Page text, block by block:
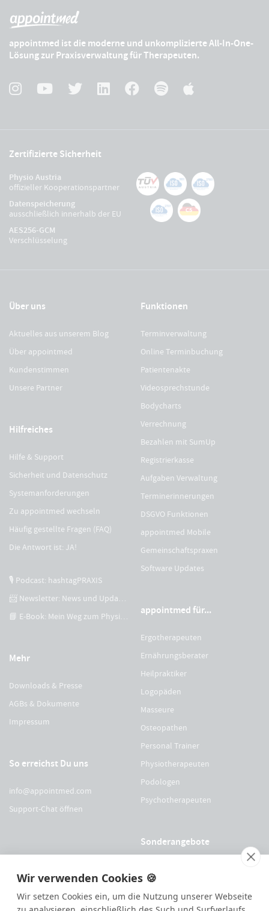
Wir verwenden Cookies 🍪
Wir setzen Cookies ein, um die Nutzung unserer Webseite
appointmed ist die moderne und unkomplizierte All-In-One-
Lösung zur Praxisverwaltung für Therapeuten.
Zertifizierte Sicherheit
Physio Austria
offizieller Kooperationspartner
Datenspeicherung
ausschließlich innerhalb der EU
AES256-GCM
Verschlüsselung
Über uns
Aktuelles aus unserem Blog
Über appointmed
Kundenstimmen
Unsere Partner
Hilfreiches
Hilfe & Support
Sicherheit und Datenschutz
Systemanforderungen
Zu appointmed wechseln
Häufig gestellte Fragen (FAQ)
Die Antwort ist: JA!
🎙 Podcast: hashtagPRAXIS
📨 Newsletter: News und Updates
📘 E-Book: Mein Weg zum Physiotherapeuten
Mehr
Downloads & Presse
AGBs & Dokumente
Impressum
So erreichst Du uns
info@appointmed.com
Support-Chat öffnen
Funktionen
Terminverwaltung
Online Terminbuchung
Patientenakte
Videosprechstunde
Bodycharts
Verrechnung
Bezahlen mit SumUp
Registrierkasse
Aufgaben Verwaltung
Terminerinnerungen
DSGVO Funktionen
appointmed Mobile
Gemeinschaftspraxen
Software Updates
appointmed für...
Ergotherapeuten
Ernährungsberater
Heilpraktiker
Logopäden
Masseure
Osteopathen
Personal Trainer
Physiotherapeuten
Podologen
Psychotherapeuten
Sonderangebote
Für OEGO Mitglieder